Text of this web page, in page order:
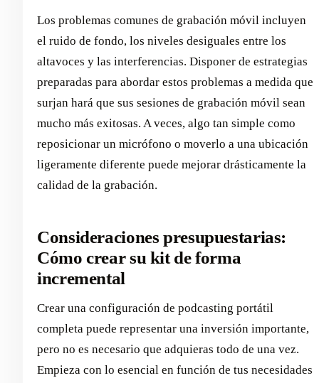
Los problemas comunes de grabación móvil incluyen
el ruido de fondo, los niveles desiguales entre los
altavoces y las interferencias. Disponer de estrategias
preparadas para abordar estos problemas a medida que
surjan hará que sus sesiones de grabación móvil sean
mucho más exitosas. A veces, algo tan simple como
reposicionar un micrófono o moverlo a una ubicación
ligeramente diferente puede mejorar drásticamente la
calidad de la grabación.
Consideraciones presupuestarias:
Cómo crear su kit de forma
incremental
Crear una configuración de podcasting portátil
completa puede representar una inversión importante,
pero no es necesario que adquieras todo de una vez.
Empieza con lo esencial en función de tus necesidades